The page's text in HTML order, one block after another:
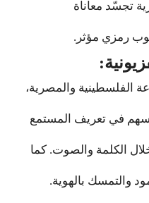
تجسّد معاناة
رمزي مؤثر.
الفلسطينية والمصرية،
في تعريف المستمع
الكلمة والصوت. كما
والتمسك بالهوية.